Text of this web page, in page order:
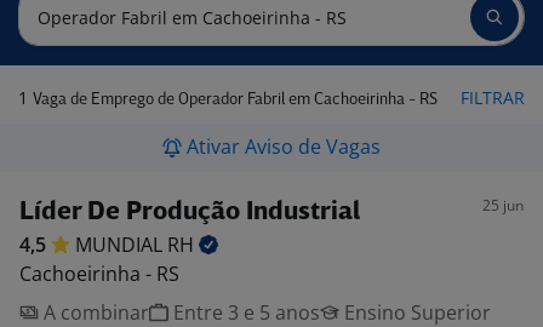
1 Vaga de Emprego de Operador Fabril em Cachoeirinha - RS FILTRAR
Ativar Aviso de Vagas
Líder De Produção Industrial 25 jun
4,5 MUNDIAL RH
Cachoeirinha - RS
A combinar
Entre 3 e 5 anos
Ensino Superior